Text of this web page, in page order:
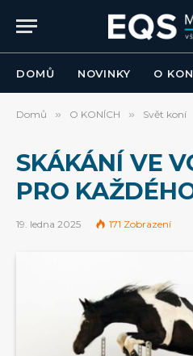
DOMŮ NOVINKY O
Domů » O KONÍCH » Svět koní
SKÁKÁNÍ VE
PRO
19. ledna 2025 171 Zobrazení